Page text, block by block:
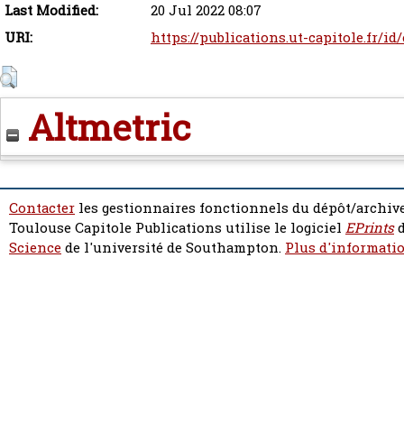
Last Modified:
20 Jul 2022 08:07
URI:
https://publications.ut-capitole.fr/
Altmetric
Contacter les gestionnaires fonctionnels du dépôt/
Toulouse Capitole Publications utilise le logiciel EPrints
Sciencede l'université de Southampton. Plus